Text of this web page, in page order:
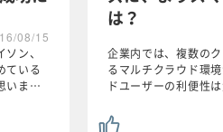
08/15
ン、
ている
いま…
は？
企業内では、複数の
るマルチクラウド環
ドユーザーの利便性